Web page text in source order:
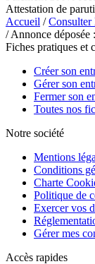
Attestation de
Accueil /Consulter
/ Annonce
Fiches pratiques et
Créer son
Gérer son
Fermer son
Toutes nos
Notre société
Mentions
Conditions
Charte
Politique de
Exercer vos
Gérer mes
Accès rapides